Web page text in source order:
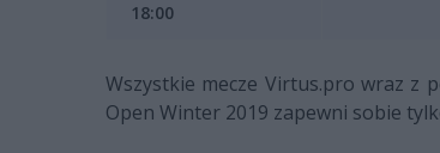
18:00
Wszystkie mecze Virtus.pro wraz z
Open Winter 2019 zapewni sobie